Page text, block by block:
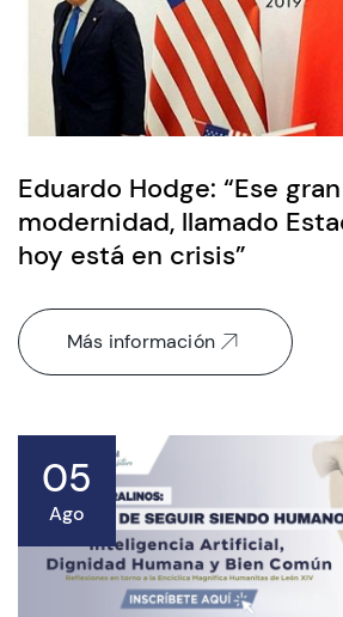
Eduardo Hodge: “Ese
modernidad, llamado
hoy está en crisis”
Más información
05
Ago